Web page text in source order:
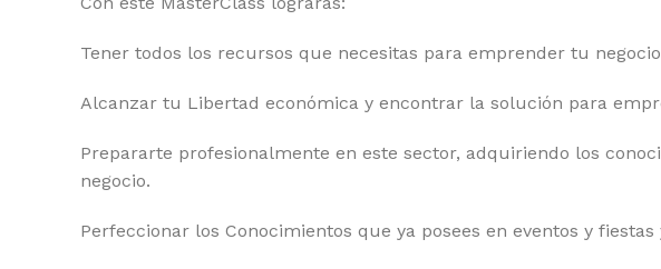
Tener todos los recursos que necesitas para emprender tu
Alcanzar tu Libertad económica y encontrar la solución para
Prepararte profesionalmente en este sector, adquiriendo los
negocio.
Perfeccionar los Conocimientos que ya posees en eventos y